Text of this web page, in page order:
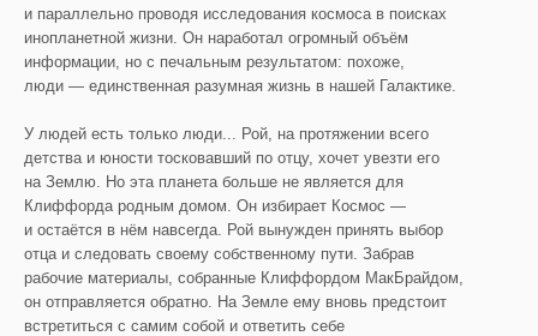
и параллельно проводя исследования космоса в поисках
инопланетной жизни. Он наработал огромный объём
информации, но с печальным результатом: похоже,
люди — единственная разумная жизнь в нашей Галактике.
У людей есть только люди... Рой, на протяжении всего
детства и юности тосковавший по отцу, хочет увезти его
на Землю. Но эта планета больше не является для
Клиффорда родным домом. Он избирает Космос —
и остаётся в нём навсегда. Рой вынужден принять выбор
отца и следовать своему собственному пути. Забрав
рабочие материалы, собранные Клиффордом МакБрайдом,
он отправляется обратно. На Земле ему вновь предстоит
встретиться с самим собой и ответить себе